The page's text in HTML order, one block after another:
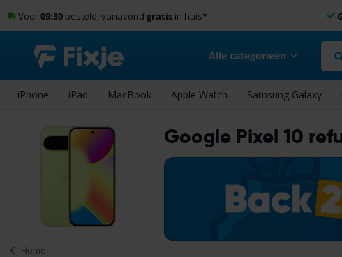
Voor09:30besteld, vanavond gratisin huis*
Alle categorieën
iPhone iPad MacBook Apple Watch Samsung Galaxy
Google Pixel 10
Home